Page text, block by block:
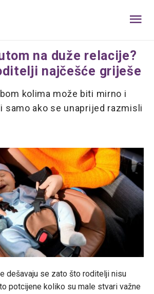
na duže relacije?
najčešće griješe
kolima može biti mirno i
samo ako se unaprijed razmisli
dešavaju se zato što roditelji nisu
potcijene koliko su male stvari važne